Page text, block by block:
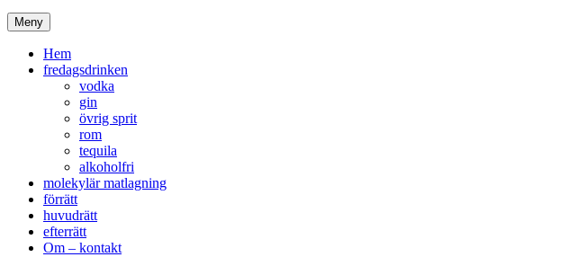
Meny
Hem
fredagsdrinken
vodka
gin
övrig sprit
rom
tequila
alkoholfri
molekylär matlagning
förrätt
huvudrätt
efterrätt
Om – kontakt